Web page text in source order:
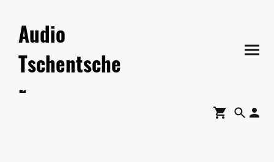
Audio
Tschentsche
r